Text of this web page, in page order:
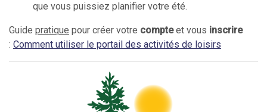
que vous puissiez planifier votre été.
Guide pratique pour créer votre compteet vous inscrire
: Comment utiliser le portail des activités de loisirs